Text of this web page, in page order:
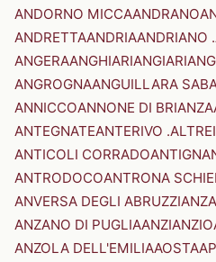
ANDORNO MICCAANDRANO
ANDRETTAANDRIAANDRIANO
ANGERAANGHIARIANGIARI
ANGROGNAANGUILLARA
ANNICCOANNONE DI BRIANZA
ANTEGNATEANTERIVO
ANTICOLI CORRADO
ANTRODOCOANTRONA
ANVERSA DEGLI ABRUZZI
ANZANO DI PUGLIAANZIANZIO
ANZOLA DELL'EMILIAAOSTA